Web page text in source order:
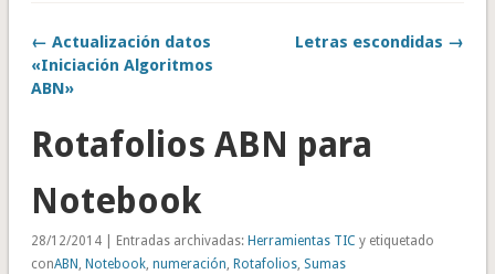
← Actualización datos
«Iniciación Algoritmos
ABN»
Letras escondidas →
Rotafolios ABN para
Notebook
28/12/2014 | Entradas archivadas: Herramientas TIC y etiquetado
conABN , Notebook, numeración, Rotafolios, Sumas